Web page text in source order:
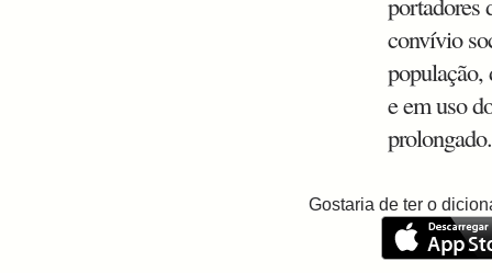
convívio
população,
e em uso
prolongado.
Gostaria de ter o